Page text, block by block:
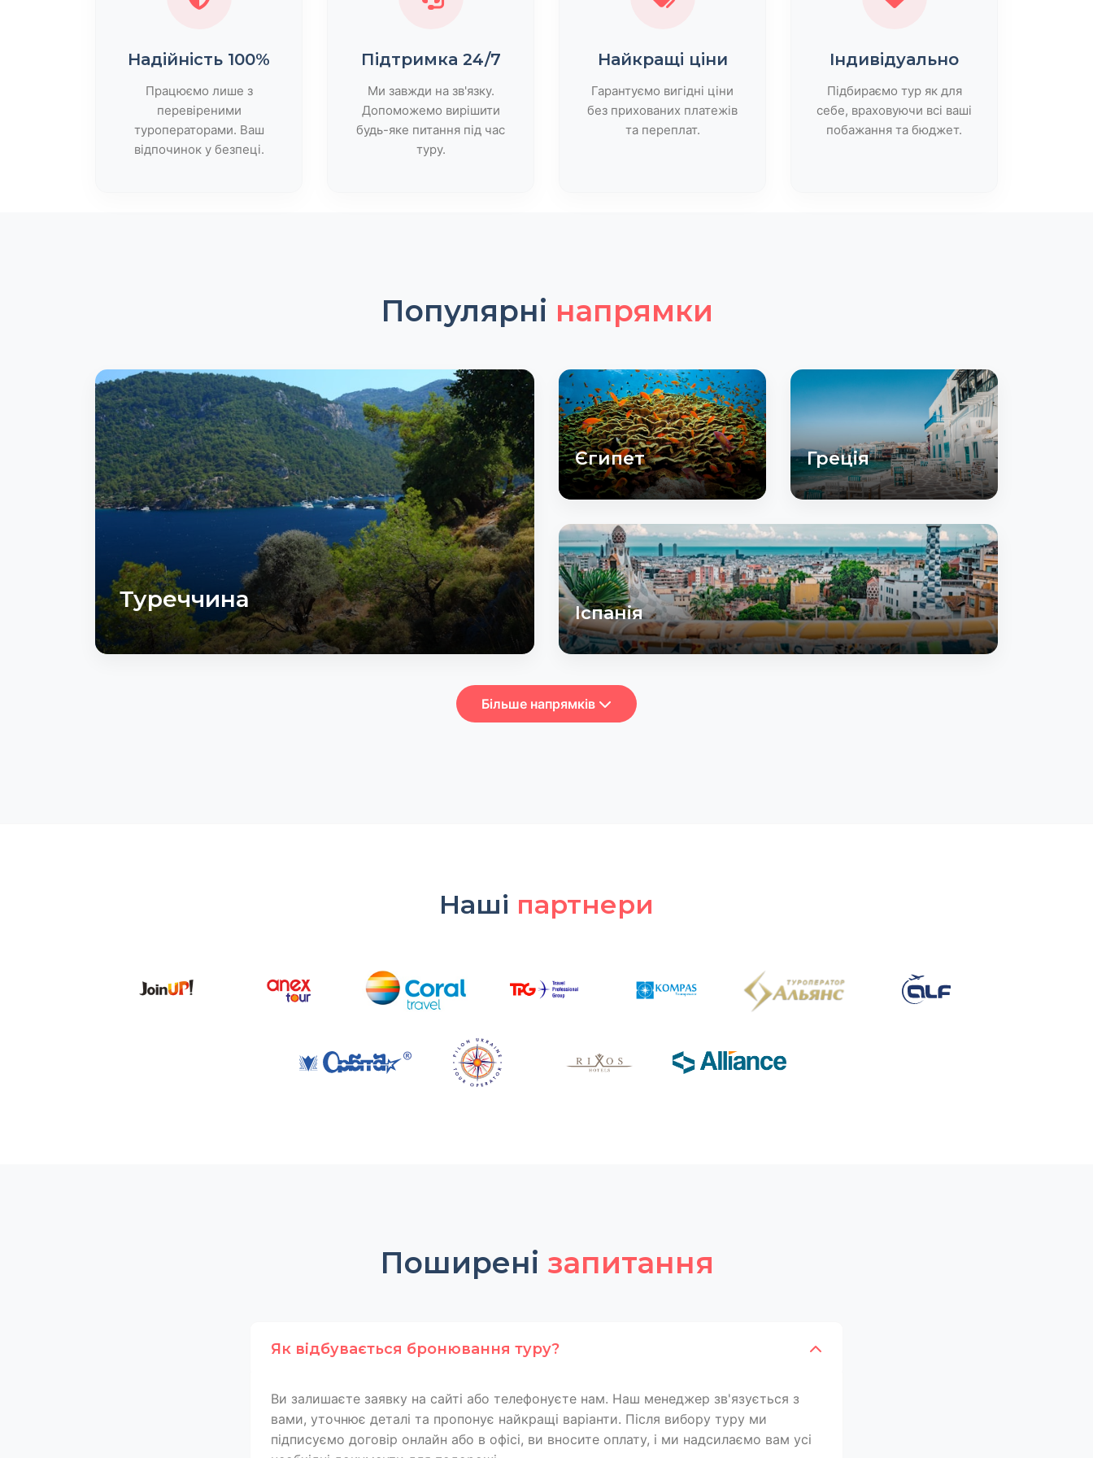
Надійність 100%
Працюємо лише з
перевіреними
туроператорами. Ваш
відпочинок у безпеці.
Підтримка 24/7
Ми завжди на зв'язку.
Допоможемо вирішити
будь-яке питання під час
туру.
Найкращі ціни
Гарантуємо вигідні ціни
без прихованих платежів
та переплат.
Індивідуально
Підбираємо тур як для
себе, враховуючи всі ваші
побажання та бюджет.
Популярні напрямки
Туреччина
Єгипет Греція
Іспанія
Більше напрямків
Наші партнери
Поширені запитання
Як відбувається бронювання туру?
Ви залишаєте заявку на сайті або телефонуєте нам. Наш менеджер зв'язується з
вами, уточнює деталі та пропонує найкращі варіанти. Після вибору туру ми
підписуємо договір онлайн або в офісі, ви вносите оплату, і ми надсилаємо вам усі